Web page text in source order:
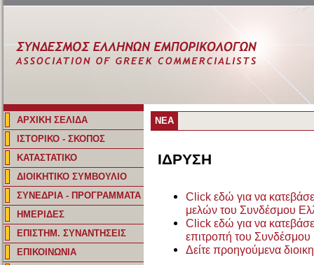
ΑΡΧΙΚΗ ΣΕΛΙΔΑ
ΙΣΤΟΡΙΚΟ - ΣΚΟΠΟΣ
ΚΑΤΑΣΤΑΤΙΚΟ
ΔΙΟΙΚΗΤΙΚΟ ΣΥΜΒΟΥΛΙΟ
ΣΥΝΕΔΡΙΑ - ΠΡΟΓΡΑΜΜΑΤΑ
ΗΜΕΡΙΔΕΣ
ΕΠΙΣΤΗΜ. ΣΥΝΑΝΤΗΣΕΙΣ
ΕΠΙΚΟΙΝΩΝΙΑ
ΝΕΑ
ΙΔΡΥΣΗ
Click εδώ για να
μελών του Συνδέσμου
Click εδώ για να
επιτροπή του
Δείτε προηγούμενα